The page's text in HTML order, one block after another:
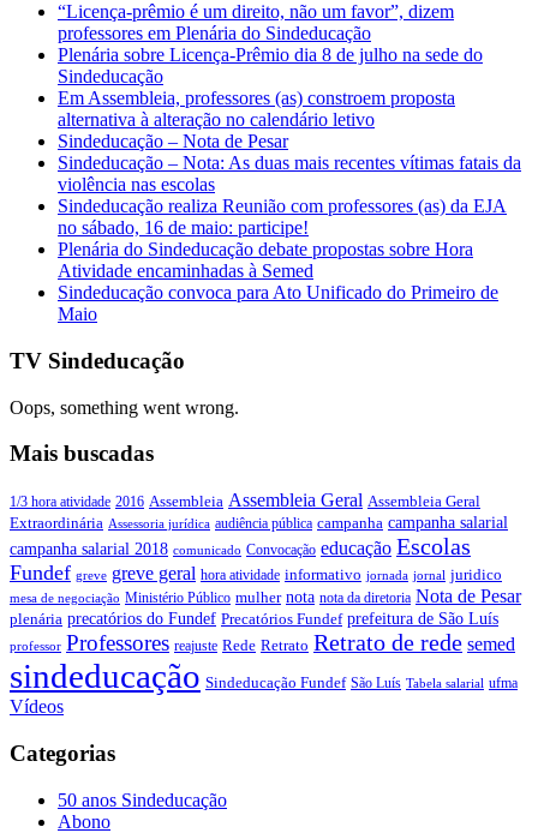
“Licença-prêmio é um direito, não um favor”, dizem
professores em Plenária do Sindeducação
Plenária sobre Licença-Prêmio dia 8 de julho na sede do
Sindeducação
Em Assembleia, professores (as) constroem proposta
alternativa à alteração no calendário letivo
Sindeducação – Nota de Pesar
Sindeducação – Nota: As duas mais recentes vítimas fatais da
violência nas escolas
Sindeducação realiza Reunião com professores (as) da EJA
no sábado, 16 de maio: participe!
Plenária do Sindeducação debate propostas sobre Hora
Atividade encaminhadas à Semed
Sindeducação convoca para Ato Unificado do Primeiro de
Maio
TV Sindeducação
Oops, something went wrong.
Mais buscadas
1/3 hora atividade 2016 Assembleia Assembleia Geral Assembleia Geral
Extraordinária Assessoria jurídica audiência pública campanha campanha salarial
campanha salarial 2018 comunicado Convocação educação Escolas
Fundef greve greve geral hora atividade informativo jornada jornal juridico
mesa de negociação Ministério Público mulher nota nota da diretoria Nota de Pesar
plenária precatórios do Fundef Precatórios Fundef prefeitura de São Luís
professor Professores reajuste Rede Retrato Retrato de rede semed
sindeducação Sindeducação Fundef São Luís Tabela salarial ufma
Vídeos
Categorias
50 anos Sindeducação
Abono